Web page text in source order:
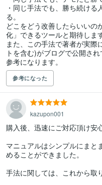
・同じ手法でも、勝ち続け
る。
どこをどう改善したらいいの
化」できるツールと期待します
また、この手法で著者が実際
トを含む)がブログで公開さ
参考になります。
参考になった
kazupon001
購入後、迅速にご対応頂け安
マニュアルはシンプルにまと
めることができました。
手法に関しては、これから取